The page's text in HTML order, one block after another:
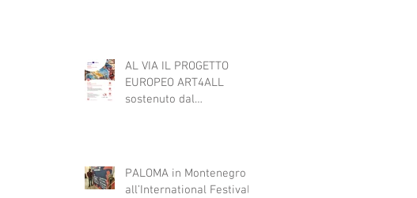
AL VIA IL PROGETTO
EUROPEO ART4ALL
sostenuto dal
Montenegro.
PALOMA in Montenegro
all’International Festival